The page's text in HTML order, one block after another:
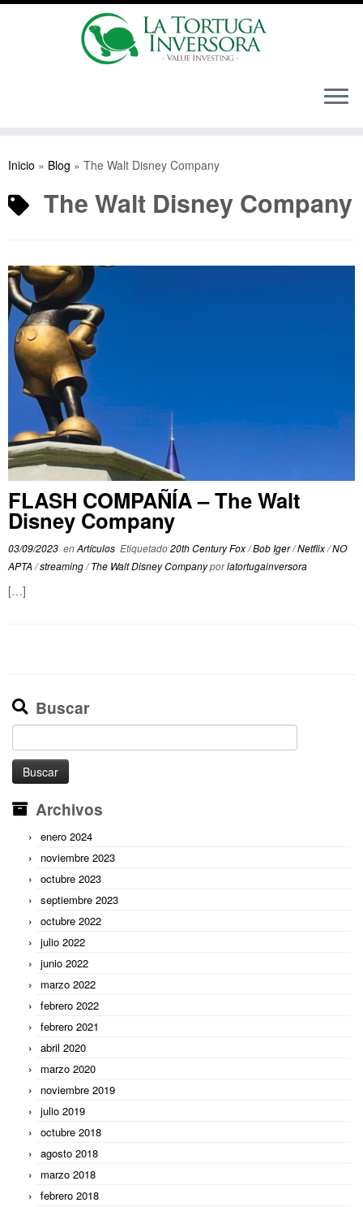
Inicio » Blog » The Walt Disney Company
The Walt Disney Company
FLASH COMPAÑÍA – The Walt
Disney Company
03/09/2023 enArtículos Etiquetado20th Century Fox/Bob Iger/Netflix/NO
APTA /streaming/The Walt Disney Companyporlatortugainversora
[…]
Buscar
Buscar:
Archivos
enero 2024
noviembre 2023
octubre 2023
septiembre 2023
octubre 2022
julio 2022
junio 2022
marzo 2022
febrero 2022
febrero 2021
abril 2020
marzo 2020
noviembre 2019
julio 2019
octubre 2018
agosto 2018
marzo 2018
febrero 2018